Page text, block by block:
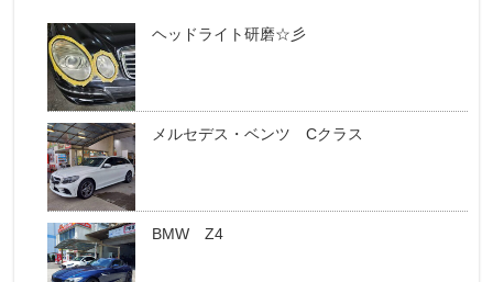
ヘッドライト研磨☆彡
メルセデス・ベンツ Cクラス
BMW Z4